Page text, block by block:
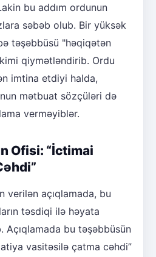
bu addım ordunun
səbəb olub. Bir yüksək
təşəbbüsü "həqiqətən
qiymətləndirib. Ordu
imtina etdiyi halda,
mətbuat sözçüləri də
verməyiblər.
Ofisi: “İctimai
verilən açıqlamada, bu
təsdiqi ilə həyata
Açıqlamada bu təşəbbüsün
vasitəsilə çatma cəhdi”